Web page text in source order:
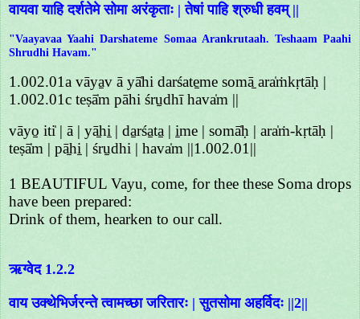
वायवा याहि दर्शतेमे सोमा अरंकृताः | तेषां पाहि श्रुधी हवम् ||
"Vaayavaa Yaahi Darshateme Somaa Arankrutaah. Teshaam Paahi
Shrudhi Havam."
1.002.01a vāya̱v ā yā̍hi darśate̱me somā̱ ara̍ṁkṛtāḥ |
1.002.01c teṣā̍m pāhi śru̱dhī hava̍m ||
vāyo̱ iti̍ | ā | yā̱hi̱ | da̱rśa̱ta̱ | i̱me | somā̍ḥ | ara̍ṁ-kṛtāḥ |
teṣā̍m | pā̱hi̱ | śru̱dhi | hava̍m ||1.002.01||
1 BEAUTIFUL Vayu, come, for thee these Soma drops
have been prepared:
Drink of them, hearken to our call.
ऋग्वेद 1.2.2
वाय उक्थेभिर्जरन्ते त्वामच्छा जरितारः | सुतसोमा अहर्विदः ||2||